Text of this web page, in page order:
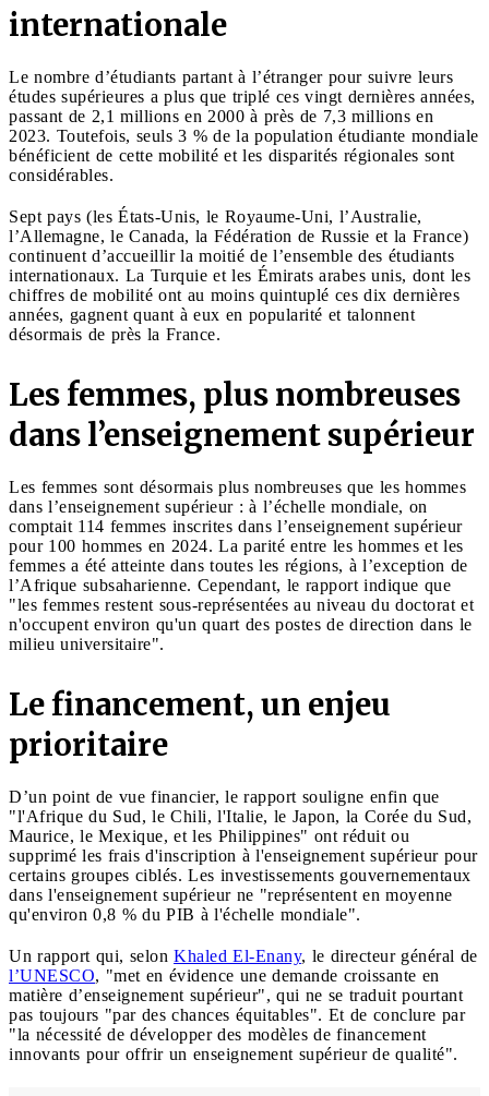
internationale
Le nombre d’étudiants partant à l’étranger pour suivre leurs
études supérieures a plus que triplé ces vingt dernières années,
passant de 2,1 millions en 2000 à près de 7,3 millions en
2023. Toutefois, seuls 3 % de la population étudiante mondiale
bénéficient de cette mobilité et les disparités régionales sont
considérables.
Sept pays (les États-Unis, le Royaume-Uni, l’Australie,
l’Allemagne, le Canada, la Fédération de Russie et la France)
continuent d’accueillir la moitié de l’ensemble des étudiants
internationaux. La Turquie et les Émirats arabes unis, dont les
chiffres de mobilité ont au moins quintuplé ces dix dernières
années, gagnent quant à eux en popularité et talonnent
désormais de près la France.
Les femmes, plus nombreuses
dans l’enseignement supérieur
Les femmes sont désormais plus nombreuses que les hommes
dans l’enseignement supérieur : à l’échelle mondiale, on
comptait 114 femmes inscrites dans l’enseignement supérieur
pour 100 hommes en 2024. La parité entre les hommes et les
femmes a été atteinte dans toutes les régions, à l’exception de
l’Afrique subsaharienne. Cependant, le rapport indique que
"les femmes restent sous-représentées au niveau du doctorat et
n'occupent environ qu'un quart des postes de direction dans le
milieu universitaire".
Le financement, un enjeu
prioritaire
D’un point de vue financier, le rapport souligne enfin que
"l'Afrique du Sud, le Chili, l'Italie, le Japon, la Corée du Sud,
Maurice, le Mexique, et les Philippines" ont réduit ou
supprimé les frais d'inscription à l'enseignement supérieur pour
certains groupes ciblés. Les investissements gouvernementaux
dans l'enseignement supérieur ne "représentent en moyenne
qu'environ 0,8 % du PIB à l'échelle mondiale".
Un rapport qui, selon Khaled El-Enany, le directeur général de
l’UNESCO, "met en évidence une demande croissante en
matière d’enseignement supérieur", qui ne se traduit pourtant
pas toujours "par des chances équitables". Et de conclure par
"la nécessité de développer des modèles de financement
innovants pour offrir un enseignement supérieur de qualité".